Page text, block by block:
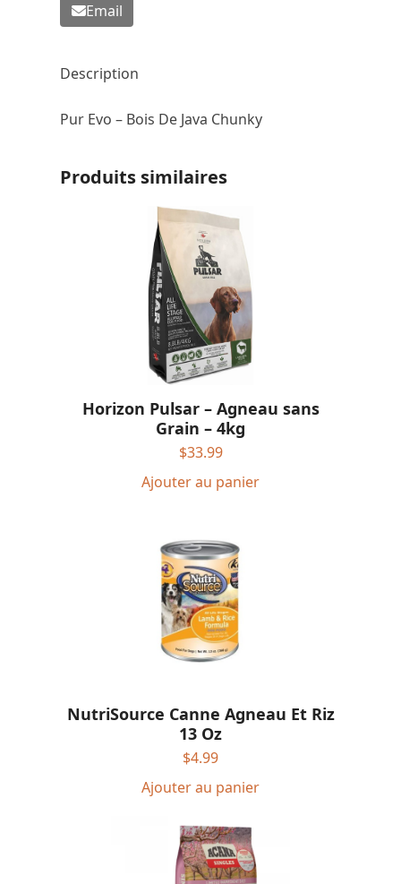
Email
Description
Pur Evo – Bois De Java Chunky
Produits similaires
Horizon Pulsar – Agneau sans
Grain – 4kg
$33.99
Ajouter au panier
NutriSource Canne Agneau Et Riz
13 Oz
$4.99
Ajouter au panier